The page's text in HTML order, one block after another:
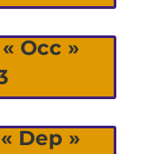
Occ »
Dep »